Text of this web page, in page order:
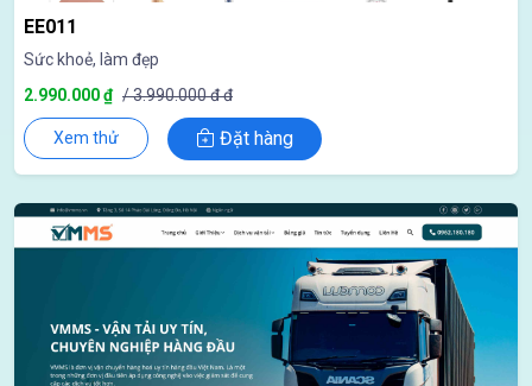
EE011
Sức khoẻ, làm đẹp
2.990.000 ₫ / 3.990.000 đ đ
Xem thử Đặt hàng